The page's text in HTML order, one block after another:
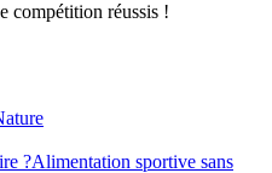
compétition réussis !
?Alimentation sportive sans